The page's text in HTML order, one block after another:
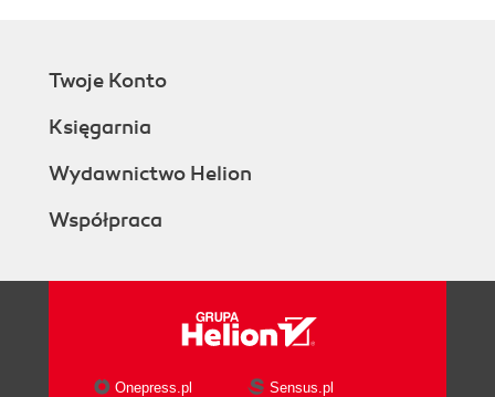
Twoje Konto
Księgarnia
Wydawnictwo Helion
Współpraca
Onepress.pl
Sensus.pl